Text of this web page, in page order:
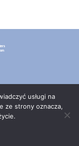
usługi na
ze strony oznacza,